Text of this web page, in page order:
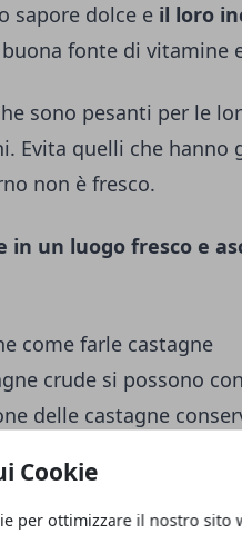
Cookie
per ottimizzare il nostro sito
sapore dolce e il loro
fonte di vitamine
sono pesanti per le
Evita quelli che hanno
non è fresco.
in un luogo fresco e